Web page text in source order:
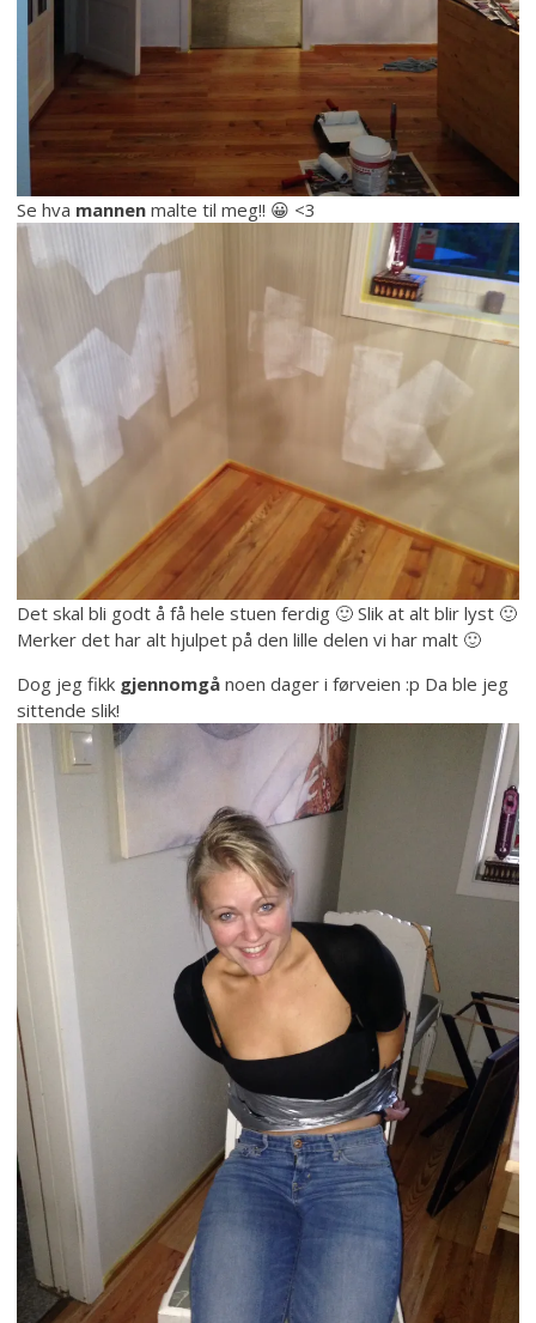
Se hva mannen malte til meg!! 😀 <3
Det skal bli godt å få hele stuen ferdig 🙂 Slik at alt blir lyst 🙂
Merker det har alt hjulpet på den lille delen vi har malt 🙂
Dog jeg fikk gjennomgå noen dager i førveien :p Da ble jeg
sittende slik!